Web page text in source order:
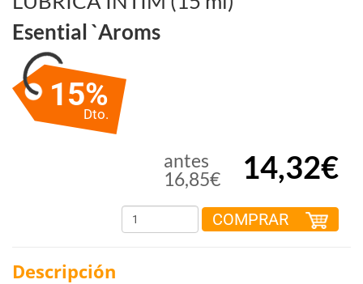
Esential `aroms
15%
Dto.
antes
16,85€
14,32€
COMPRAR
Descripción